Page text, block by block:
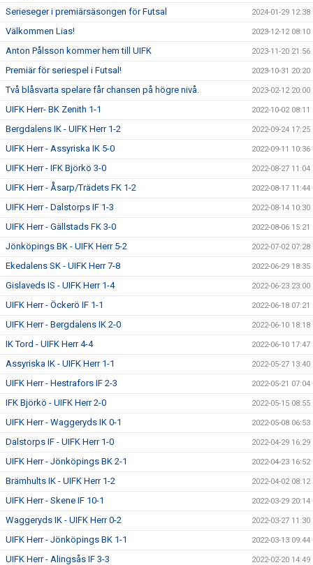
Serieseger i premiärsäsongen för Futsal 2024-01-29 12:38
Välkommen Lias! 2023-12-12 08:10
Anton Pålsson kommer hem till UIFK 2023-11-20 21:56
Premiär för seriespel i Futsal! 2023-10-31 20:20
Två blåsvarta spelare får chansen på högre nivå. 2023-02-12 20:00
UIFK Herr- BK Zenith 1-1 2022-10-02 08:11
Bergdalens IK - UIFK Herr 1-2 2022-09-24 17:25
UIFK Herr - Assyriska IK 5-0 2022-09-11 10:36
UIFK Herr - IFK Björkö 3-0 2022-08-27 11:04
UIFK Herr - Åsarp/Trädets FK 1-2 2022-08-17 11:44
UIFK Herr - Dalstorps IF 1-3 2022-08-14 10:30
UIFK Herr - Gällstads FK 3-0 2022-08-06 15:21
Jönköpings BK - UIFK Herr 5-2 2022-07-02 07:28
Ekedalens SK - UIFK Herr 7-8 2022-06-29 18:35
Gislaveds IS - UIFK Herr 1-4 2022-06-23 23:00
UIFK Herr - Öckerö IF 1-1 2022-06-18 07:21
UIFK Herr - Bergdalens IK 2-0 2022-06-10 18:18
IK Tord - UIFK Herr 4-4 2022-06-10 17:47
Assyriska IK - UIFK Herr 1-1 2022-05-27 13:40
UIFK Herr - Hestrafors IF 2-3 2022-05-21 07:04
IFK Björkö - UIFK Herr 2-0 2022-05-15 08:55
UIFK Herr - Waggeryds IK 0-1 2022-05-08 06:53
Dalstorps IF - UIFK Herr 1-0 2022-04-29 16:29
UIFK Herr - Jönköpings BK 2-1 2022-04-23 16:52
Brämhults IK - UIFK Herr 1-2 2022-04-02 08:12
UIFK Herr - Skene IF 10-1 2022-03-29 20:14
Waggeryds IK - UIFK Herr 0-2 2022-03-27 11:30
UIFK Herr - Jönköpings BK 1-1 2022-03-13 09:44
UIFK Herr - Alingsås IF 3-3 2022-02-20 14:49